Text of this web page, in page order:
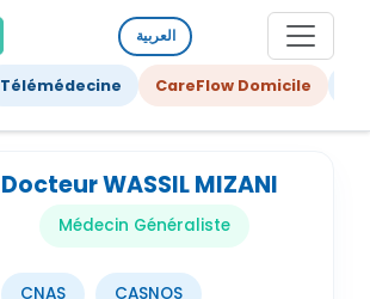
العربية
Télémédecine CareFlow Domicile
Docteur WASSIL MIZANI
Médecin Généraliste
CNAS CASNOS